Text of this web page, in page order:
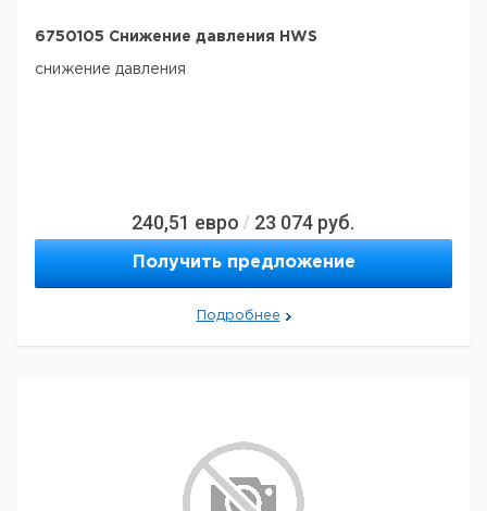
6750105 Снижение давления HWS
снижение давления
240,51 евро / 23 074 руб.
Получить предложение
Подробнее